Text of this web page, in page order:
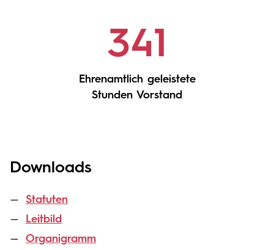
341
Ehrenamtlich geleistete
Stunden Vorstand
Downloads
Statuten
Leitbild
Organigramm